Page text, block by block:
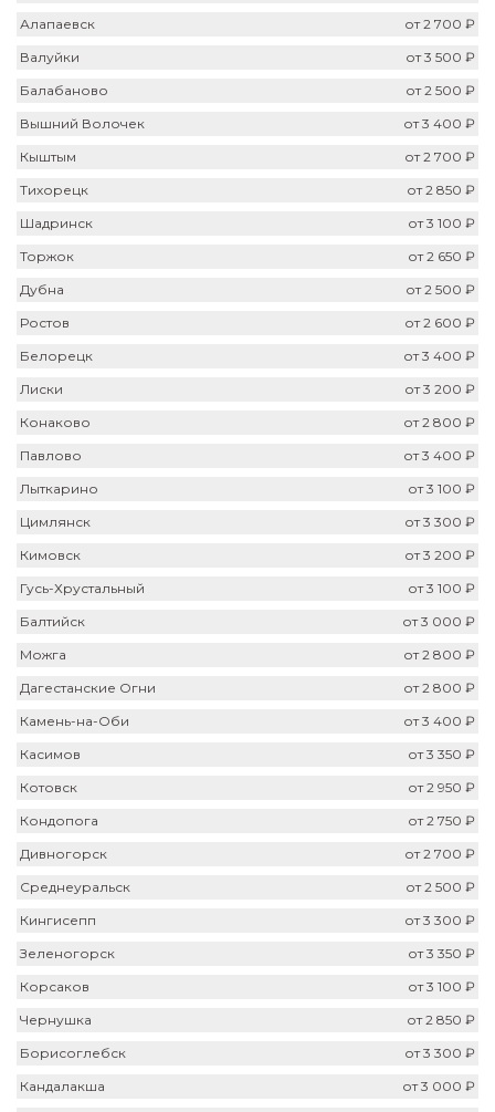
Алапаевск
от 2 700 ₽
Валуйки
от 3 500 ₽
Балабаново
от 2 500 ₽
Вышний Волочек
от 3 400 ₽
Кыштым
от 2 700 ₽
Тихорецк
от 2 850 ₽
Шадринск
от 3 100 ₽
Торжок
от 2 650 ₽
Дубна
от 2 500 ₽
Ростов
от 2 600 ₽
Белорецк
от 3 400 ₽
Лиски
от 3 200 ₽
Конаково
от 2 800 ₽
Павлово
от 3 400 ₽
Лыткарино
от 3 100 ₽
Цимлянск
от 3 300 ₽
Кимовск
от 3 200 ₽
Гусь-Хрустальный
от 3 100 ₽
Балтийск
от 3 000 ₽
Можга
от 2 800 ₽
Дагестанские Огни
от 2 800 ₽
Камень-на-Оби
от 3 400 ₽
Касимов
от 3 350 ₽
Котовск
от 2 950 ₽
Кондопога
от 2 750 ₽
Дивногорск
от 2 700 ₽
Среднеуральск
от 2 500 ₽
Кингисепп
от 3 300 ₽
Зеленогорск
от 3 350 ₽
Корсаков
от 3 100 ₽
Чернушка
от 2 850 ₽
Борисоглебск
от 3 300 ₽
Кандалакша
от 3 000 ₽